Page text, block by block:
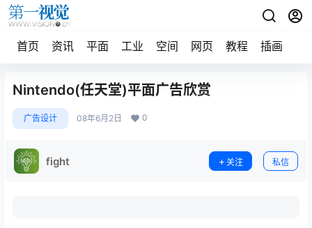
首页 资讯 平面 工业 空间 网页 教程 插画
Nintendo(任天堂)平面广告欣赏
广告设计 08年6月2日 0
fight 关注 私信